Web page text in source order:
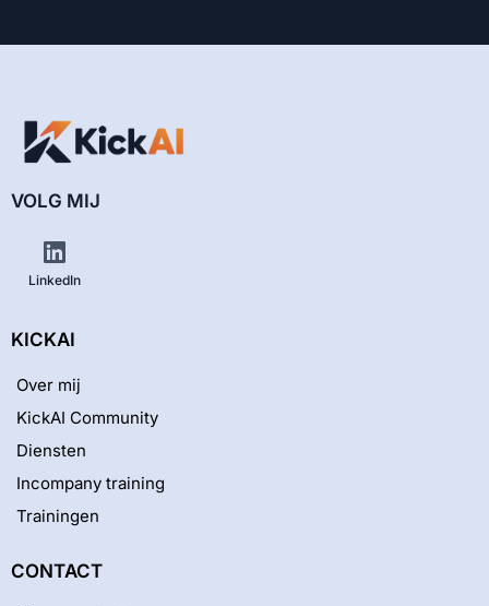
VOLG MIJ
LinkedIn
KICKAI
Over mij
KickAI Community
Diensten
Incompany training
Trainingen
CONTACT